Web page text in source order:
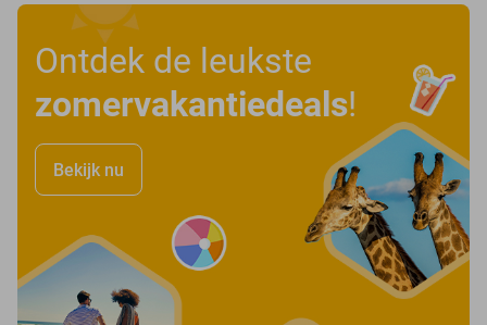
Ontdek de leukste
zomervakantiedeals!
Bekijk nu